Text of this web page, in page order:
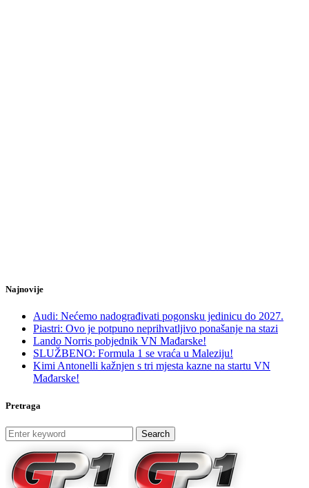
Najnovije
Audi: Nećemo nadograđivati pogonsku jedinicu do 2027.
Piastri: Ovo je potpuno neprihvatljivo ponašanje na stazi
Lando Norris pobjednik VN Mađarske!
SLUŽBENO: Formula 1 se vraća u Maleziju!
Kimi Antonelli kažnjen s tri mjesta kazne na startu VN
Mađarske!
Pretraga
Search